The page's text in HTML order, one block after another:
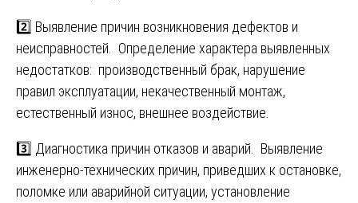
2️⃣ Выявление причин возникновения дефектов и
неисправностей. Определение характера выявленных
недостатков: производственный брак, нарушение
правил эксплуатации, некачественный монтаж,
естественный износ, внешнее воздействие.
3️⃣ Диагностика причин отказов и аварий. Выявление
инженерно-технических причин, приведших к остановке,
поломке или аварийной ситуации, установление